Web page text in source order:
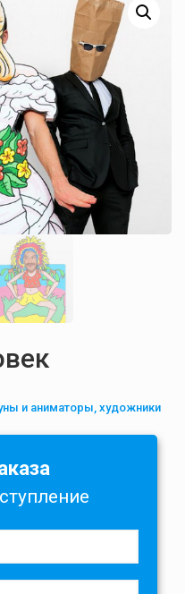
и аниматоры, художники